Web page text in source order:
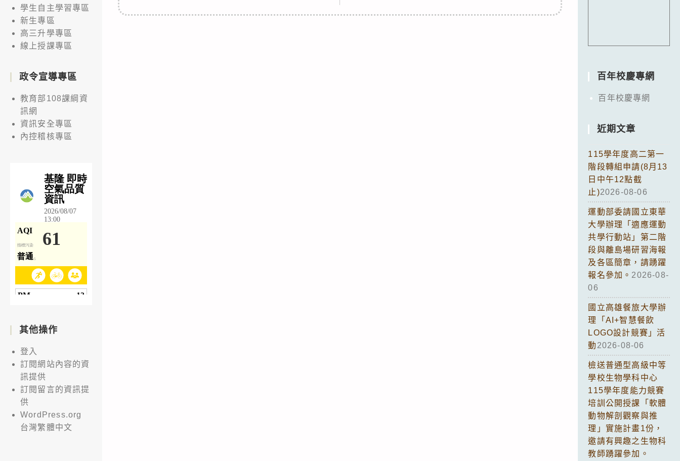
學生自主學習專區
新生專區
高三升學專區
線上授課專區
政令宣導專區
教育部108課綱資
訊網
資訊安全專區
內控稽核專區
其他操作
登入
訂閱網站內容的資
訊提供
訂閱留言的資訊提
供
WordPress.org
台灣繁體中文
百年校慶專網
百年校慶專網
近期文章
115學年度高二第一
階段轉組申請(8月13
日中午12點截
止)2026-08-06
運動部委請國立東華
大學辦理「適應運動
共學行動站」第二階
段與離島場研習海報
及各區簡章，請踴躍
報名參加。 2026-08-
06
國立高雄餐旅大學辦
理「AI+智慧餐飲
LOGO設計競賽」活
動 2026-08-06
檢送普通型高級中等
學校生物學科中心
115學年度能力競賽
培訓公開授課「軟體
動物解剖觀察與推
理」實施計畫1份，
邀請有興趣之生物科
教師踴躍參加。